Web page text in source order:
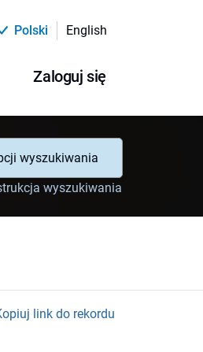
Polski English
Zaloguj się
wyszukiwania
wyszukiwania
link do rekordu